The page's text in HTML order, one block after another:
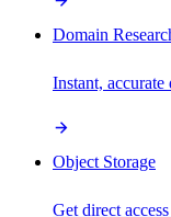
Domain
Instant,
Object Storage
Get direct